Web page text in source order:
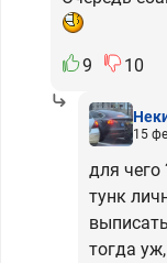
9 10
15
для чего
тунк
тогда